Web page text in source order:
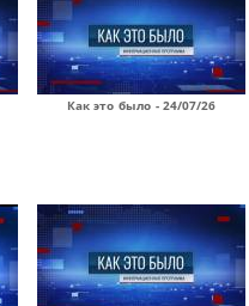
Как это было - 24/07/26